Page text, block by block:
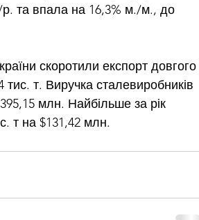
р. та впала на 16,3% м./м., до
скоротили експорт довгого
тис. т. Виручка сталевиробників
млн. Найбільше за рік
т на $131,42 млн.